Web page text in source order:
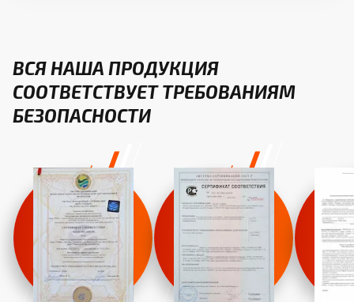
ВСЯ НАША ПРОДУКЦИЯ
СООТВЕТСТВУЕТ ТРЕБОВАНИЯМ
БЕЗОПАСНОСТИ